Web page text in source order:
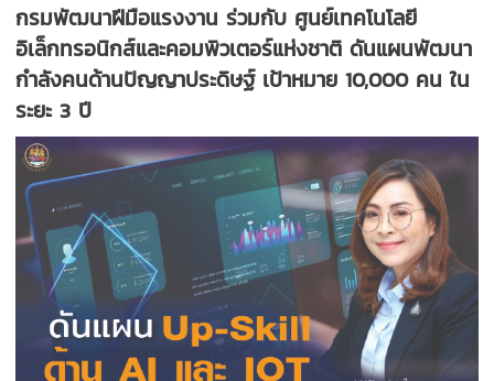
กรมพัฒนาฝีมือแรงงาน ร่วมกับ ศูนย์เทคโนโลยี
อิเล็กทรอนิกส์และคอมพิวเตอร์แห่งชาติ ดันแผนพัฒนา
กำลังคนด้านปัญญาประดิษฐ์ เป้าหมาย 10,000 คน ใน
ระยะ 3 ปี